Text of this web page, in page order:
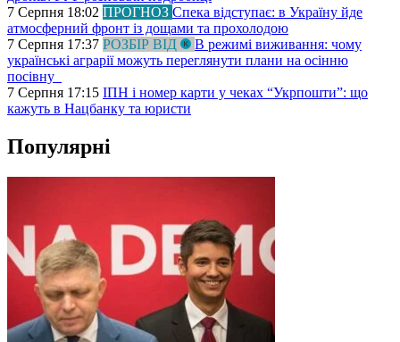
7 Серпня 18:02 ПРОГНОЗ Спека відступає: в Україну йде
атмосферний фронт із дощами та прохолодою
7 Серпня 17:37 РОЗБІР ВІД
В режимі виживання: чому
українські аграрії можуть переглянути плани на осінню
посівну
7 Серпня 17:15 ІПН і номер карти у чеках “Укрпошти”: що
кажуть в Нацбанку та юристи
Популярні